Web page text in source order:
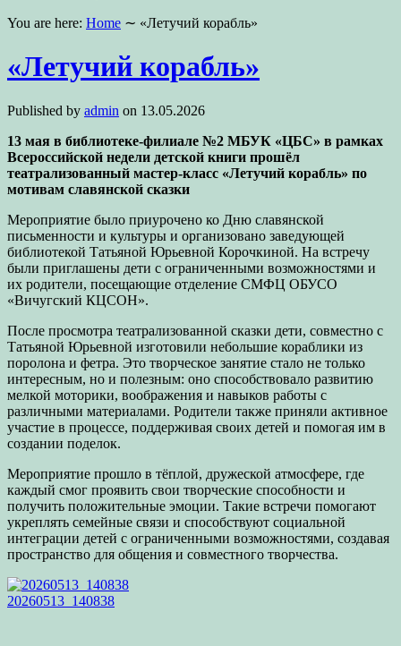
You are here: Home ∼ «Летучий корабль»
«Летучий корабль»
Published by admin on 13.05.2026
13 мая в библиотеке-филиале №2 МБУК «ЦБС» в рамках
Всероссийской недели детской книги прошёл
театрализованный мастер-класс «Летучий корабль» по
мотивам славянской сказки
Мероприятие было приурочено ко Дню славянской
письменности и культуры и организовано заведующей
библиотекой Татьяной Юрьевной Корочкиной. На встречу
были приглашены дети с ограниченными возможностями и
их родители, посещающие отделение СМФЦ ОБУСО
«Вичугский КЦСОН».
После просмотра театрализованной сказки дети, совместно с
Татьяной Юрьевной изготовили небольшие кораблики из
поролона и фетра. Это творческое занятие стало не только
интересным, но и полезным: оно способствовало развитию
мелкой моторики, воображения и навыков работы с
различными материалами. Родители также приняли активное
участие в процессе, поддерживая своих детей и помогая им в
создании поделок.
Мероприятие прошло в тёплой, дружеской атмосфере, где
каждый смог проявить свои творческие способности и
получить положительные эмоции. Такие встречи помогают
укреплять семейные связи и способствуют социальной
интеграции детей с ограниченными возможностями, создавая
пространство для общения и совместного творчества.
20260513_140838